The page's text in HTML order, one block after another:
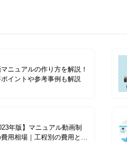
ニュアルの作り方を解説！
イントや参考事例も解説
年版】マニュアル動画制
用相場｜工程別の費用と依